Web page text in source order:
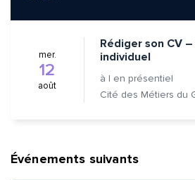
mer.
12
août
Rédiger son CV
individuel
à | en présentiel
Événements suivants